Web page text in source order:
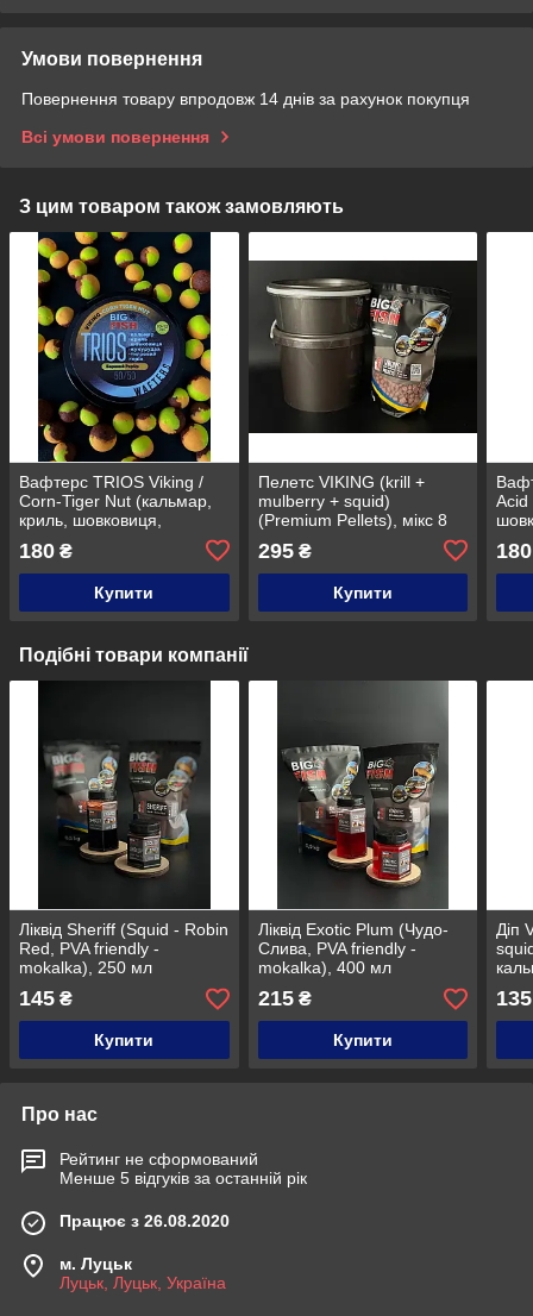
Умови повернення
Повернення товару впродовж 14 днів за рахунок покупця
Всі умови повернення
З цим товаром також замовляють
Вафтерс TRIOS Viking /
Corn-Tiger Nut (кальмар,
криль, шовковиця,
кукурудза, тигровий горіх),
10-12 мм
180 ₴
Купити
Пелетс VIKING (krill +
mulberry + squid)
(Premium Pellets), мікс 8
мм та 12 мм, відро 1,5 кг
295₴
Купити
Acid
180
Подібні товари компанії
Ліквід Sheriff (Squid - Robin
Red, PVA friendly -
mokalka), 250 мл
145 ₴
Купити
Ліквід Exotic Plum (Чудо-
Слива, PVA friendly -
mokalka), 400 мл
215₴
Купити
Діп
135
Про нас
Рейтинг не сформований
Менше 5 відгуків за останній рік
Працює з 26.08.2020
м. Луцьк
Луцьк, Луцьк, Україна